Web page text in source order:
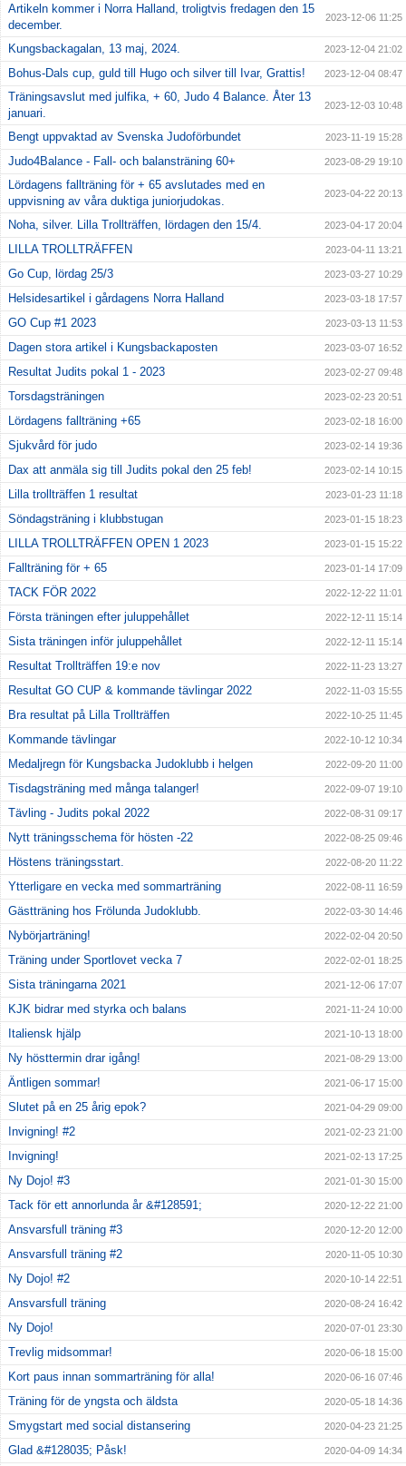
Artikeln kommer i Norra Halland, troligtvis fredagen den 15
december.
2023-12-06 11:25
Kungsbackagalan, 13 maj, 2024. 2023-12-04 21:02
Bohus-Dals cup, guld till Hugo och silver till Ivar, Grattis! 2023-12-04 08:47
Träningsavslut med julfika, + 60, Judo 4 Balance. Åter 13
januari.
2023-12-03 10:48
Bengt uppvaktad av Svenska Judoförbundet 2023-11-19 15:28
Judo4Balance - Fall- och balansträning 60+ 2023-08-29 19:10
Lördagens fallträning för + 65 avslutades med en
uppvisning av våra duktiga juniorjudokas.
2023-04-22 20:13
Noha, silver. Lilla Trollträffen, lördagen den 15/4. 2023-04-17 20:04
LILLA TROLLTRÄFFEN 2023-04-11 13:21
Go Cup, lördag 25/3 2023-03-27 10:29
Helsidesartikel i gårdagens Norra Halland 2023-03-18 17:57
GO Cup #1 2023 2023-03-13 11:53
Dagen stora artikel i Kungsbackaposten 2023-03-07 16:52
Resultat Judits pokal 1 - 2023 2023-02-27 09:48
Torsdagsträningen 2023-02-23 20:51
Lördagens fallträning +65 2023-02-18 16:00
Sjukvård för judo 2023-02-14 19:36
Dax att anmäla sig till Judits pokal den 25 feb! 2023-02-14 10:15
Lilla trollträffen 1 resultat 2023-01-23 11:18
Söndagsträning i klubbstugan 2023-01-15 18:23
LILLA TROLLTRÄFFEN OPEN 1 2023 2023-01-15 15:22
Fallträning för + 65 2023-01-14 17:09
TACK FÖR 2022 2022-12-22 11:01
Första träningen efter juluppehållet 2022-12-11 15:14
Sista träningen inför juluppehållet 2022-12-11 15:14
Resultat Trollträffen 19:e nov 2022-11-23 13:27
Resultat GO CUP & kommande tävlingar 2022 2022-11-03 15:55
Bra resultat på Lilla Trollträffen 2022-10-25 11:45
Kommande tävlingar 2022-10-12 10:34
Medaljregn för Kungsbacka Judoklubb i helgen 2022-09-20 11:00
Tisdagsträning med många talanger! 2022-09-07 19:10
Tävling - Judits pokal 2022 2022-08-31 09:17
Nytt träningsschema för hösten -22 2022-08-25 09:46
Höstens träningsstart. 2022-08-20 11:22
Ytterligare en vecka med sommarträning 2022-08-11 16:59
Gästträning hos Frölunda Judoklubb. 2022-03-30 14:46
Nybörjarträning! 2022-02-04 20:50
Träning under Sportlovet vecka 7 2022-02-01 18:25
Sista träningarna 2021 2021-12-06 17:07
KJK bidrar med styrka och balans 2021-11-24 10:00
Italiensk hjälp 2021-10-13 18:00
Ny hösttermin drar igång! 2021-08-29 13:00
Äntligen sommar! 2021-06-17 15:00
Slutet på en 25 årig epok? 2021-04-29 09:00
Invigning! #2 2021-02-23 21:00
Invigning! 2021-02-13 17:25
Ny Dojo! #3 2021-01-30 15:00
Tack för ett annorlunda år &#128591; 2020-12-22 21:00
Ansvarsfull träning #3 2020-12-20 12:00
Ansvarsfull träning #2 2020-11-05 10:30
Ny Dojo! #2 2020-10-14 22:51
Ansvarsfull träning 2020-08-24 16:42
Ny Dojo! 2020-07-01 23:30
Trevlig midsommar! 2020-06-18 15:00
Kort paus innan sommarträning för alla! 2020-06-16 07:46
Träning för de yngsta och äldsta 2020-05-18 14:36
Smygstart med social distansering 2020-04-23 21:25
Glad &#128035; Påsk! 2020-04-09 14:34